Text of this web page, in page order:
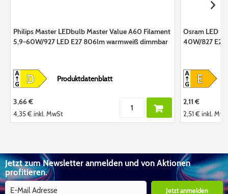
Philips Master LEDbulb Master Value A60 Filament
5,9-60W/927 LED E27 806lm warmweiß dimmbar
Produktdatenblatt
3,66 €
4,35 € inkl. MwSt
Osram LED
40W/827
2,11 €
2,51 €inkl.
Jetzt zum Newsletter anmelden und von Aktionen
profitieren.
Jetzt anmelden